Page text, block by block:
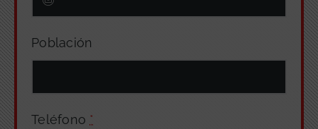
Población
Teléfono *